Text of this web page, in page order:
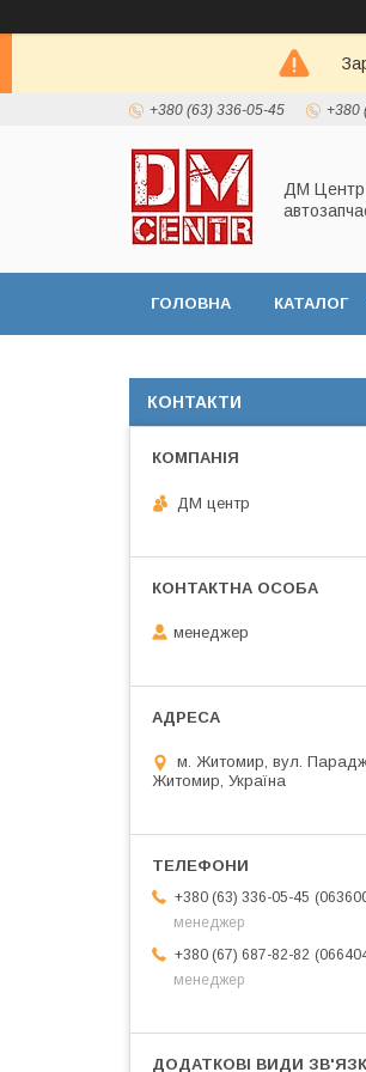
+380 (63) 336-05-45 +380
ДМ Центр
ГОЛОВНА КАТАЛОГ
КОНТАКТИ
ДМ центр
менеджер
м. Житомир, вул.
Житомир, Україна
+380 (63) 336-05-45
менеджер
+380 (67) 687-82-82
менеджер